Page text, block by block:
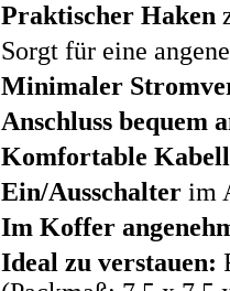
Praktischer Haken
Sorgt für eine
Minimaler
Anschluss bequem
Komfortable
Ein/Ausschalter im
Im Koffer
Ideal zu verstauen: